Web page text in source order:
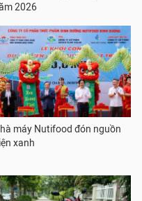
2026
máy Nutifood đón nguồn
xanh